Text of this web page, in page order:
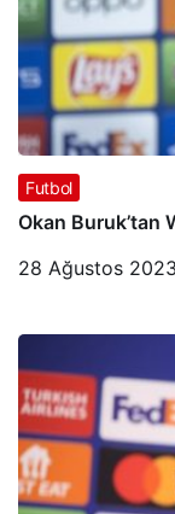
Futbol
Okan Buruk’tan
28 Ağustos